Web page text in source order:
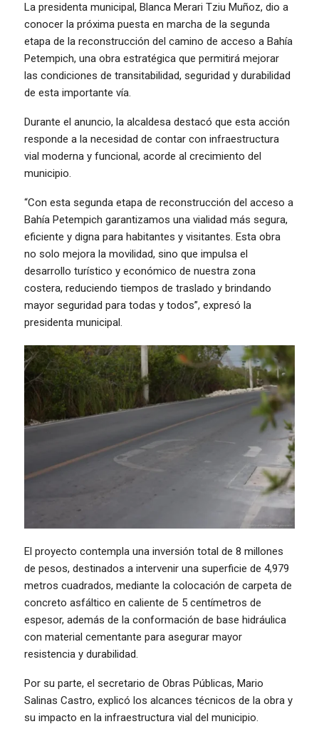
La presidenta municipal, Blanca Merari Tziu Muñoz, dio a
conocer la próxima puesta en marcha de la segunda
etapa de la reconstrucción del camino de acceso a Bahía
Petempich, una obra estratégica que permitirá mejorar
las condiciones de transitabilidad, seguridad y durabilidad
de esta importante vía.
Durante el anuncio, la alcaldesa destacó que esta acción
responde a la necesidad de contar con infraestructura
vial moderna y funcional, acorde al crecimiento del
municipio.
“Con esta segunda etapa de reconstrucción del acceso a
Bahía Petempich garantizamos una vialidad más segura,
eficiente y digna para habitantes y visitantes. Esta obra
no solo mejora la movilidad, sino que impulsa el
desarrollo turístico y económico de nuestra zona
costera, reduciendo tiempos de traslado y brindando
mayor seguridad para todas y todos”, expresó la
presidenta municipal.
El proyecto contempla una inversión total de 8 millones
de pesos, destinados a intervenir una superficie de 4,979
metros cuadrados, mediante la colocación de carpeta de
concreto asfáltico en caliente de 5 centímetros de
espesor, además de la conformación de base hidráulica
con material cementante para asegurar mayor
resistencia y durabilidad.
Por su parte, el secretario de Obras Públicas, Mario
Salinas Castro, explicó los alcances técnicos de la obra y
su impacto en la infraestructura vial del municipio.